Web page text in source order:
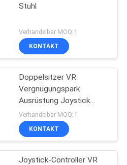
Stuhl
Verhandelbar MOQ:1
KONTAKT
Doppelsitzer VR
Vergnügungspark
Ausrüstung Joystick
betrieben
Verhandelbar MOQ:1
KONTAKT
Joystick-Controller VR